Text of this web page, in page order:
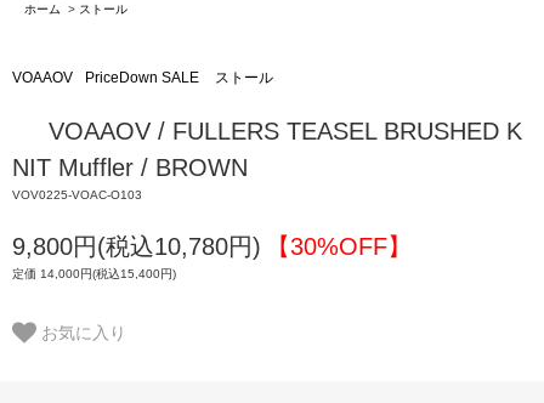
ホーム
> ストール
VOAAOV PriceDown SALE ストール
VOAAOV / FULLERS TEASEL BRUSHED K
NIT Muffler / BROWN
VOV0225-VOAC-O103
9,800円(税込10,780円) 【30%OFF】
定価 14,000円(税込15,400円)
お気に入り